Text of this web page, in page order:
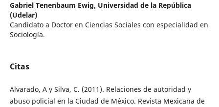
Gabriel Tenenbaum Ewig, Universidad de la República
(Udelar)
Candidato a Doctor en Ciencias Sociales con especialidad en
Sociología.
Citas
Alvarado, A y Silva, C. (2011). Relaciones de autoridad y
abuso policial en la Ciudad de México. Revista Mexicana de